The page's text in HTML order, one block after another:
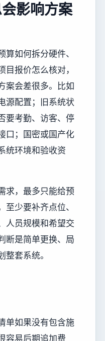
影响方案
算如何拆分硬件、
报价怎么核对，
案会差很多。比如
源配置；旧系统状
要考勤、访客、停
口；国密或国产化
统环境和验收资
求，最多只能给预
少要补齐点位、
人员规模和希望交
断是简单更换、局
套系统。
单如果没有包含施
容易后期追加费